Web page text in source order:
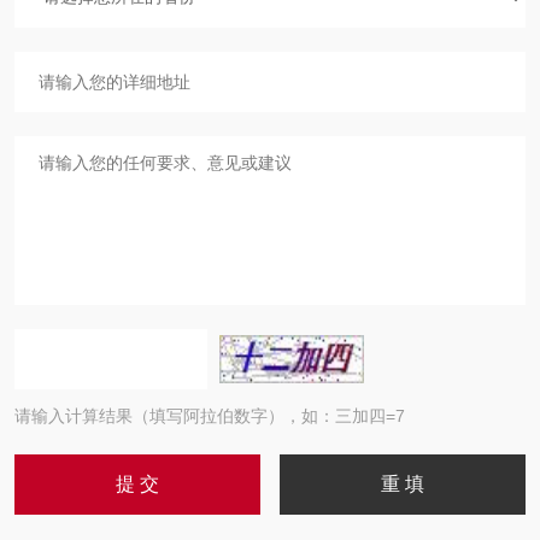
请输入计算结果（填写阿拉伯数字），如：三加四=7